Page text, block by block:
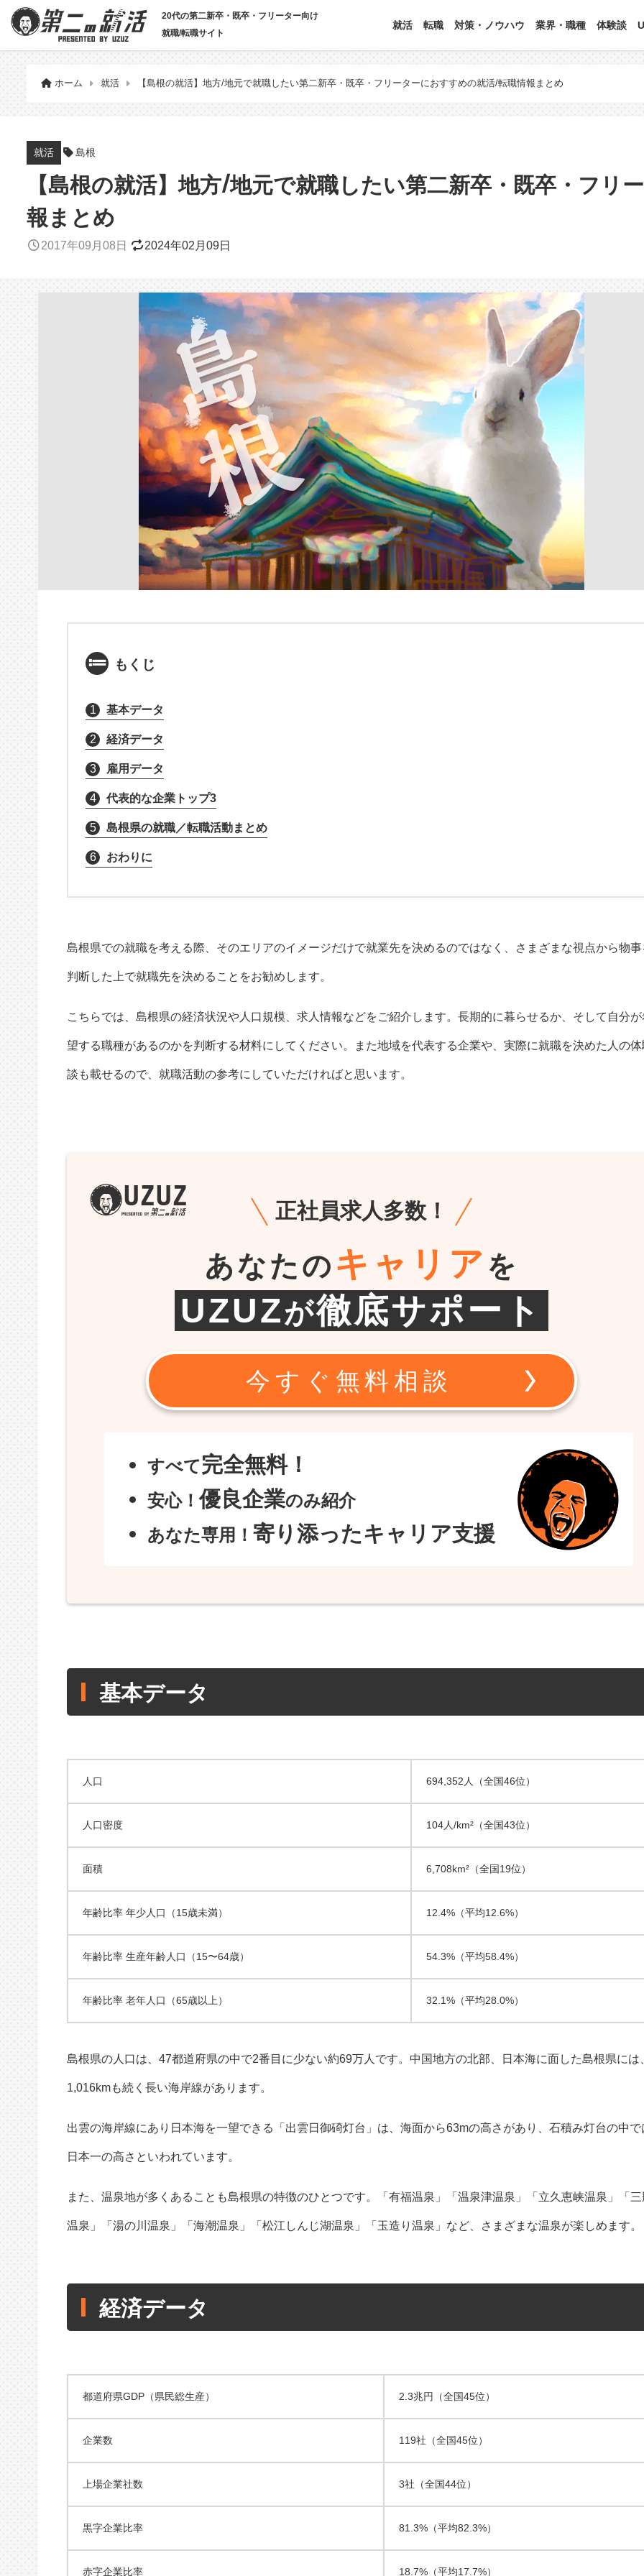
20代の第二新卒・既卒・フリーター向け
就職/転職サイト
就活 転職 対策・ノウハウ 業界・職種 体験談
ホーム 就活 【島根の就活】地方/地元で就職したい第二新卒・既卒・フリーターにおすすめの就活/転職情報まとめ
就活 島根
【島根の就活】地方/地元で就職したい第二新卒・既卒・フリ
報まとめ
2017年09月08日 2024年02月09日
もくじ
1 基本データ
2 経済データ
3 雇用データ
4 代表的な企業トップ3
5 島根県の就職／転職活動まとめ
6 おわりに
島根県での就職を考える際、そのエリアのイメージだけで就業先を決めるのではなく、さまざまな視点から物事
判断した上で就職先を決めることをお勧めします。
こちらでは、島根県の経済状況や人口規模、求人情報などをご紹介します。長期的に暮らせるか、そして自分が
望する職種があるのかを判断する材料にしてください。また地域を代表する企業や、実際に就職を決めた人の体
談も載せるので、就職活動の参考にしていただければと思います。
正社員求人多数！
あなたの キャリア を
UZUZが徹底サポート
今すぐ無料相談
すべて完全無料！
安心！優良企業のみ紹介
あなた専用！ 寄り添ったキャリア支援
基本データ
人口 694,352人（全国46位）
人口密度 104人/km²（全国43位）
面積 6,708km²（全国19位）
年齢比率 年少人口（15歳未満） 12.4%（平均12.6%）
年齢比率 生産年齢人口（15〜64歳） 54.3%（平均58.4%）
年齢比率 老年人口（65歳以上） 32.1%（平均28.0%）
島根県の人口は、47都道府県の中で2番目に少ない約69万人です。中国地方の北部、日本海に面した島根県には
1,016kmも続く長い海岸線があります。
出雲の海岸線にあり日本海を一望できる「出雲日御碕灯台」は、海面から63mの高さがあり、石積み灯台の中で
日本一の高さといわれています。
また、温泉地が多くあることも島根県の特徴のひとつです。「有福温泉」「温泉津温泉」「立久恵峡温泉」「三
温泉」「湯の川温泉」「海潮温泉」「松江しんじ湖温泉」「玉造り温泉」など、さまざまな温泉が楽しめます。
経済データ
都道府県GDP（県民総生産） 2.3兆円（全国45位）
企業数 119社（全国45位）
上場企業社数 3社（全国44位）
黒字企業比率 81.3%（平均82.3%）
赤字企業比率 18.7%（平均17.7%）